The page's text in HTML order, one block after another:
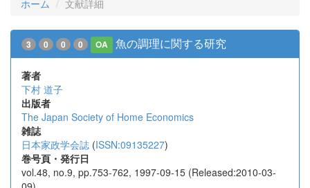
ホーム 文献詳細
3 0 0 0 OA 魚の調理に関する研究
著者
下村 道子
出版者
The Japan Society of Home Economics
雑誌
日本家政学会誌 (ISSN:09135227)
巻号頁・発行日
vol.48, no.9, pp.753-762, 1997-09-15 (Released:2010-03-